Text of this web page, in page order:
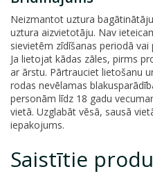
Neizmantot uztura
uztura aizvietotāju. Nav
sievietēm zīdīšanas periodā
Ja lietojat kādas zāles, pirms
ar ārstu. Pārtrauciet lietošanu
rodas nevēlamas
personām līdz 18 gadu
vietā. Uzglabāt vēsā, sausā
iepakojums.
Saistītie